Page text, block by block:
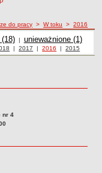
do pracy >W toku >2016
| Ogłoszenia o naborze
unieważnione (1)
z roku
o naborze z rokuo naborze z roku
|Ogłoszenia o naborze z roku
2017 |
Ogłoszenia o
naborze z roku
2016 | Ogłoszenia
o naborze z
2015
o pozycjach
nr 4
o pozycjach